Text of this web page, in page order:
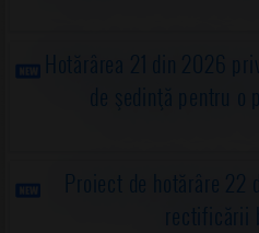
Hotărârea 21 din 2026
de şedinţă pentru o
Proiect de hotărâre 22